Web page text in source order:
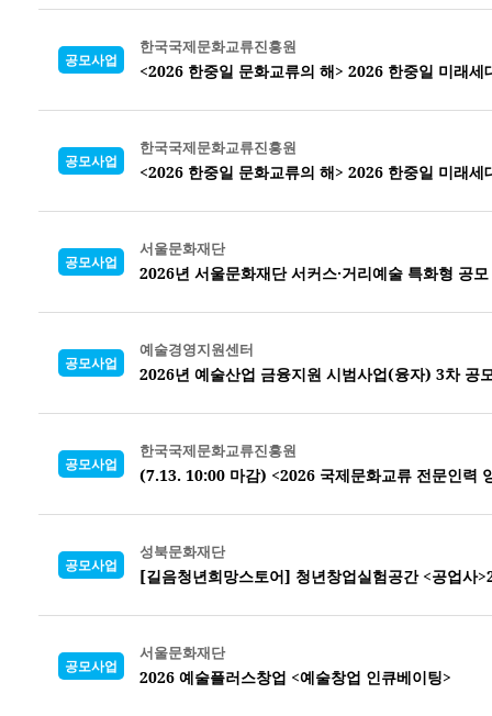
공모사업
한국국제문화교류진흥원
<2026 한중일 문화교류의 해> 2026 한중일 미래
공모사업
한국국제문화교류진흥원
<2026 한중일 문화교류의 해> 2026 한중일 미래
공모사업
서울문화재단
2026년 서울문화재단 서커스·거리예술 특화형 공모
공모사업
예술경영지원센터
2026년 예술산업 금융지원 시범사업(융자) 3차 공
공모사업
한국국제문화교류진흥원
(7.13. 10:00 마감) <2026 국제문화교류 전문인력
공모사업
성북문화재단
[길음청년희망스토어] 청년창업실험공간 <공업사
공모사업
서울문화재단
2026 예술플러스창업 <예술창업 인큐베이팅>